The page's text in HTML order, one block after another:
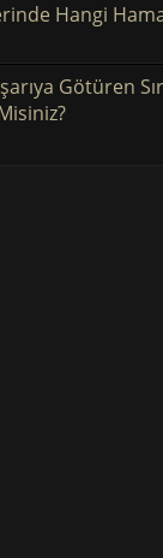
Hangi
Götüren